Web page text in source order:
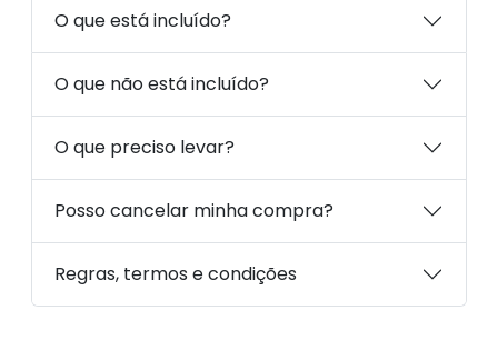
O que está incluído?
O que não está incluído?
O que preciso levar?
Posso cancelar minha compra?
Regras, termos e condições